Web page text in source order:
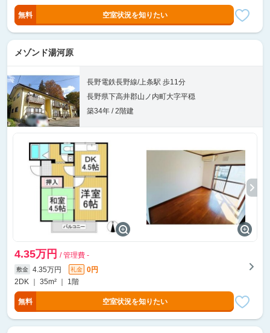
無料 空室状況を知りたい
メゾンド湯河原
長野電鉄長野線/上条駅 歩11分
長野県下高井郡山ノ内町大字平穏
築34年 / 2階建
4.35万円 / 管理費 -
敷金 4.35万円 礼金
0円
2DK ｜ 35m² ｜ 1階
無料 空室状況を知りたい